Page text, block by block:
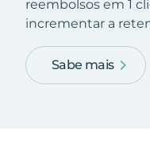
reembolsos em 1
incrementar a
Sabe mais